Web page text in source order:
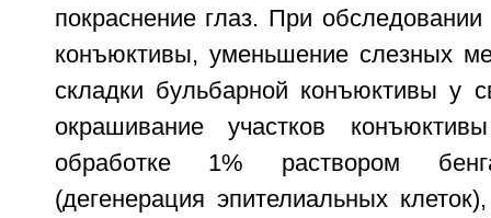
покраснение глаз. При
конъюктивы, уменьшение слезных
складки бульбарной конъюктивы у
окрашивание участков
обработке 1% раствором
(дегенерация эпителиальных